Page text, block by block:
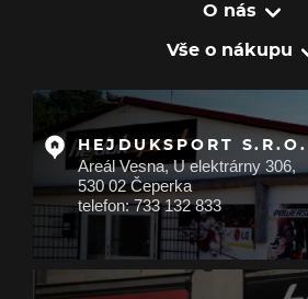
O nás
Vše o nákupu
HEJDUKSPORT S.R.O.
Areál Vesna, U elektrárny 306,
530 02 Čeperka
telefon: 733 132 833